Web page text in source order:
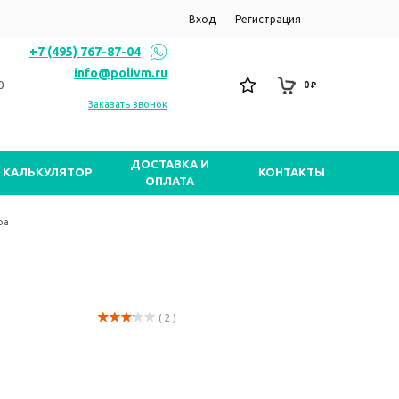
Вход Регистрация
+7 (495) 767-87-04
info@polivm.ru
Заказать звонок
0 ₽
КАЛЬКУЛЯТОР
ДОСТАВКА И
ОПЛАТА
КОНТАКТЫ
( 2 )